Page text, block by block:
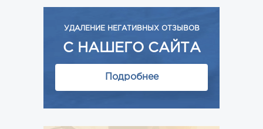
УДАЛЕНИЕ НЕГАТИВНЫХ ОТЗЫВОВ
С НАШЕГО САЙТА
Подробнее